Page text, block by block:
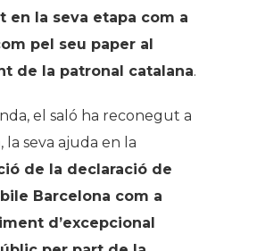
en la seva etapa com a
pel seu paper al
de la patronal catalana.
el saló ha reconegut a
la seva ajuda en la
de la declaració de
Barcelona com a
d’excepcional